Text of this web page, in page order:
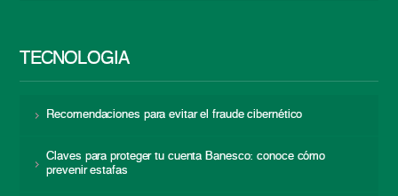
TECNOLOGÍA
Recomendaciones para evitar el fraude cibernético
Claves para proteger tu cuenta Banesco: conoce cómo
prevenir estafas